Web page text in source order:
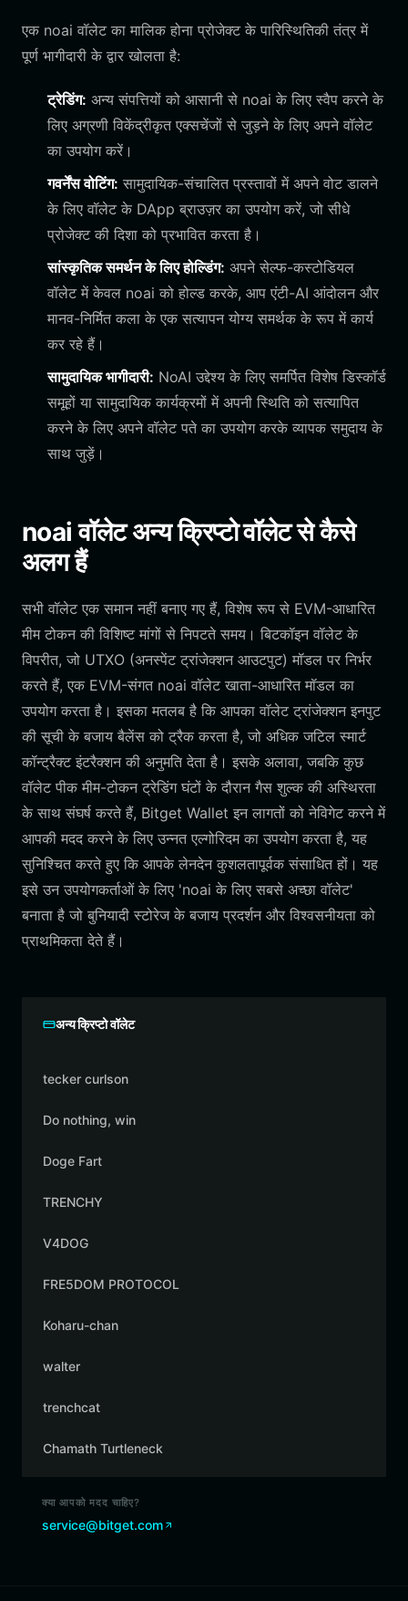
एक noai वॉलेट का मालिक होना प्रोजेक्ट के पारिस्थितिकी तंत्र में
पूर्ण भागीदारी के द्वार खोलता है:
ट्रेडिंग: अन्य संपत्तियों को आसानी से noai के लिए स्वैप करने के
लिए अग्रणी विकेंद्रीकृत एक्सचेंजों से जुड़ने के लिए अपने वॉलेट
का उपयोग करें।
गवर्नेंस वोटिंग: सामुदायिक-संचालित प्रस्तावों में अपने वोट डालने
के लिए वॉलेट के DApp ब्राउज़र का उपयोग करें, जो सीधे
प्रोजेक्ट की दिशा को प्रभावित करता है।
सांस्कृतिक समर्थन के लिए होल्डिंग: अपने सेल्फ-कस्टोडियल
वॉलेट में केवल noai को होल्ड करके, आप एंटी-AI आंदोलन और
मानव-निर्मित कला के एक सत्यापन योग्य समर्थक के रूप में कार्य
कर रहे हैं।
सामुदायिक भागीदारी: NoAI उद्देश्य के लिए समर्पित विशेष डिस्कॉर्ड
समूहों या सामुदायिक कार्यक्रमों में अपनी स्थिति को सत्यापित
करने के लिए अपने वॉलेट पते का उपयोग करके व्यापक समुदाय के
साथ जुड़ें।
noai वॉलेट अन्य क्रिप्टो वॉलेट से कैसे
अलग हैं
सभी वॉलेट एक समान नहीं बनाए गए हैं, विशेष रूप से EVM-आधारित
मीम टोकन की विशिष्ट मांगों से निपटते समय। बिटकॉइन वॉलेट के
विपरीत, जो UTXO (अनस्पेंट ट्रांजेक्शन आउटपुट) मॉडल पर निर्भर
करते हैं, एक EVM-संगत noai वॉलेट खाता-आधारित मॉडल का
उपयोग करता है। इसका मतलब है कि आपका वॉलेट ट्रांजेक्शन इनपुट
की सूची के बजाय बैलेंस को ट्रैक करता है, जो अधिक जटिल स्मार्ट
कॉन्ट्रैक्ट इंटरैक्शन की अनुमति देता है। इसके अलावा, जबकि कुछ
वॉलेट पीक मीम-टोकन ट्रेडिंग घंटों के दौरान गैस शुल्क की अस्थिरता
के साथ संघर्ष करते हैं, Bitget Wallet इन लागतों को नेविगेट करने में
आपकी मदद करने के लिए उन्नत एल्गोरिदम का उपयोग करता है, यह
सुनिश्चित करते हुए कि आपके लेनदेन कुशलतापूर्वक संसाधित हों। यह
इसे उन उपयोगकर्ताओं के लिए 'noai के लिए सबसे अच्छा वॉलेट'
बनाता है जो बुनियादी स्टोरेज के बजाय प्रदर्शन और विश्वसनीयता को
प्राथमिकता देते हैं।
अन्य क्रिप्टो वॉलेट
tecker curlson
Do nothing, win
Doge Fart
TRENCHY
V4DOG
FRE5DOM PROTOCOL
Koharu-chan
walter
trenchcat
Chamath Turtleneck
क्या आपको मदद चाहिए?
service@bitget.com